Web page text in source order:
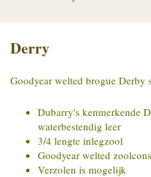
Derry
Goodyear welted brogue Derby
Dubarry's kenmerkende
waterbestendig leer
3/4 lengte inlegzool
Goodyear welted
Verzolen is mogelijk